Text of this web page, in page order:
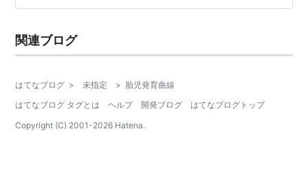
内の中でやや大きめを推移しながら順調に育ってくれて
人のEFW = Estimated Fetal Weight =推定児体重。胎児
の体重は Estimated、あくまで推定で…
関連ブログ
はてなブログ > 未指定 > 胎児発育曲線
はてなブログ タグとは
ヘルプ 開発ブログ
はてなブログトップ
Copyright (C) 2001-2026 Hatena.